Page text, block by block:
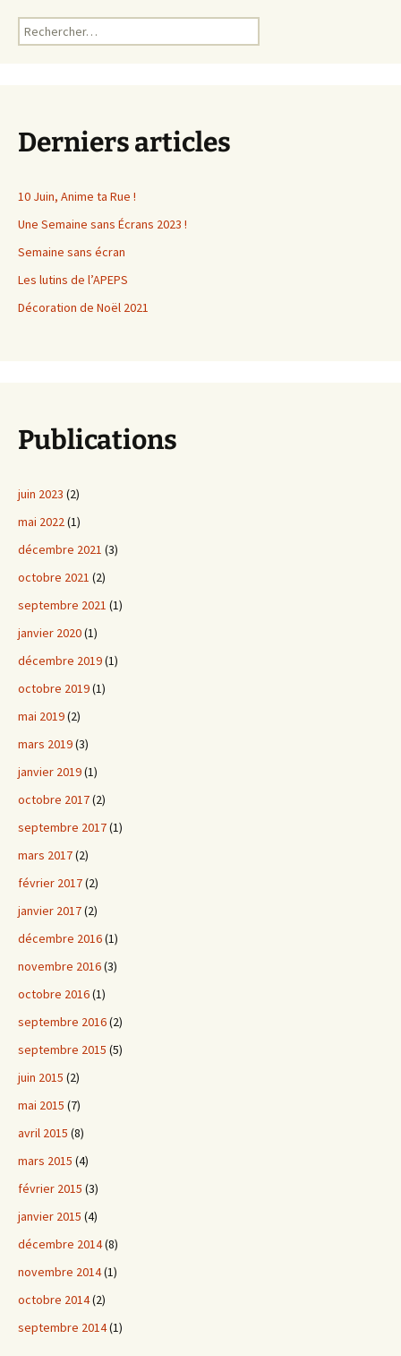
Rechercher :
Derniers articles
10 Juin, Anime ta Rue !
Une Semaine sans Écrans 2023 !
Semaine sans écran
Les lutins de l’APEPS
Décoration de Noël 2021
Publications
juin 2023 (2)
mai 2022(1)
décembre 2021 (3)
octobre 2021 (2)
septembre 2021 (1)
janvier 2020(1)
décembre 2019(1)
octobre 2019(1)
mai 2019(2)
mars 2019(3)
janvier 2019(1)
octobre 2017(2)
septembre 2017(1)
mars 2017(2)
février 2017(2)
janvier 2017(2)
décembre 2016(1)
novembre 2016(3)
octobre 2016(1)
septembre 2016(2)
septembre 2015 (5)
juin 2015 (2)
mai 2015 (7)
avril 2015 (8)
mars 2015 (4)
février 2015 (3)
janvier 2015 (4)
décembre 2014(8)
novembre 2014(1)
octobre 2014(2)
septembre 2014(1)